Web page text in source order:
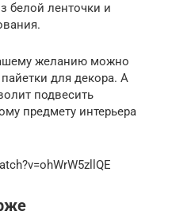
белой ленточки и
желанию можно
для декора. А
подвесить
предмету интерьера